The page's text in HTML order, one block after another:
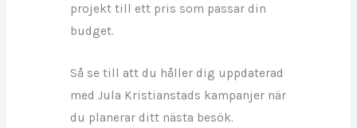
projekt till ett pris som passar din
budget.
Så se till att du håller dig uppdaterad
med Jula Kristianstads kampanjer när
du planerar ditt nästa besök.